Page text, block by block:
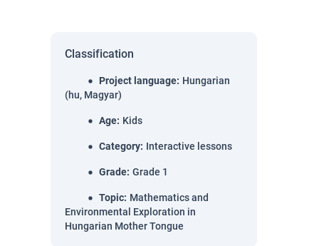
Classification
Project language: Hungarian
(hu, Magyar)
Age: Kids
Category: Interactive lessons
Grade: Grade 1
Topic: Mathematics and
Environmental Exploration in
Hungarian Mother Tongue